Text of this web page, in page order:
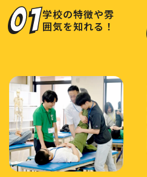
01学校の特徴や雰
囲気を知れる！